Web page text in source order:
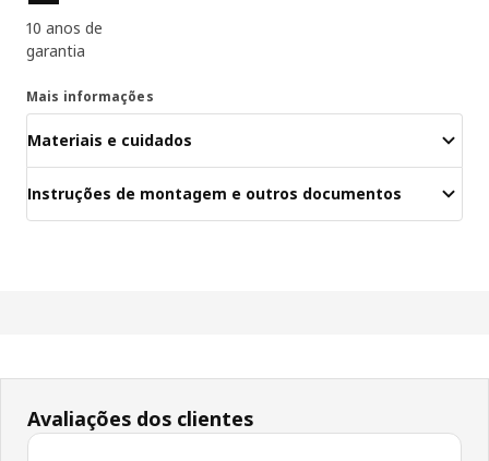
10 anos de
garantia
Mais informações
Materiais e cuidados
Instruções de montagem e outros documentos
Avaliações dos clientes